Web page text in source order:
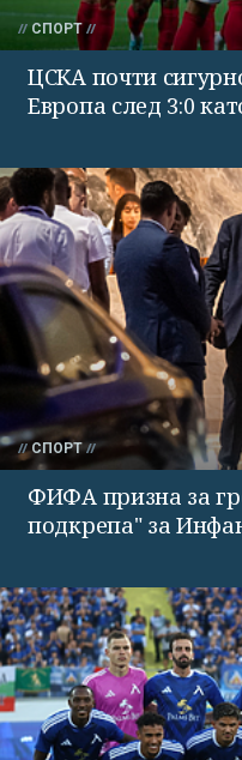
СПОРТ
ЦСКА почти
Европа след 3:0
СПОРТ
ФИФА призна за
подкрепа" за